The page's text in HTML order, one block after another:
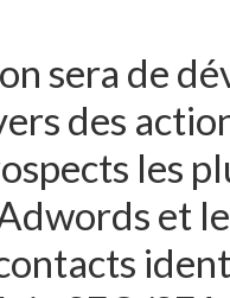
sera de
des
les
et